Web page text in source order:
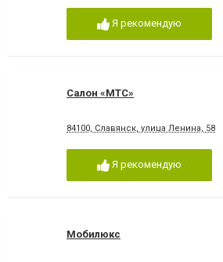
Я рекомендую
Салон «МТС»
84100, Славянск, улица Ленина, 58
Я рекомендую
Мобилюкс